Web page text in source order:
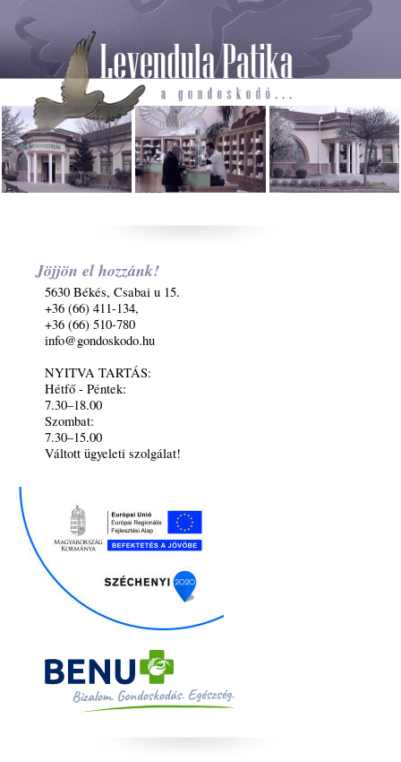
Jöjjön el hozzánk!
5630 Békés, Csabai u 15.
+36 (66) 411-134,
+36 (66) 510-780
info@gondoskodo.hu
NYITVA TARTÁS:
Hétfő - Péntek:
7.30–18.00
Szombat:
7.30–15.00
Váltott ügyeleti szolgálat!